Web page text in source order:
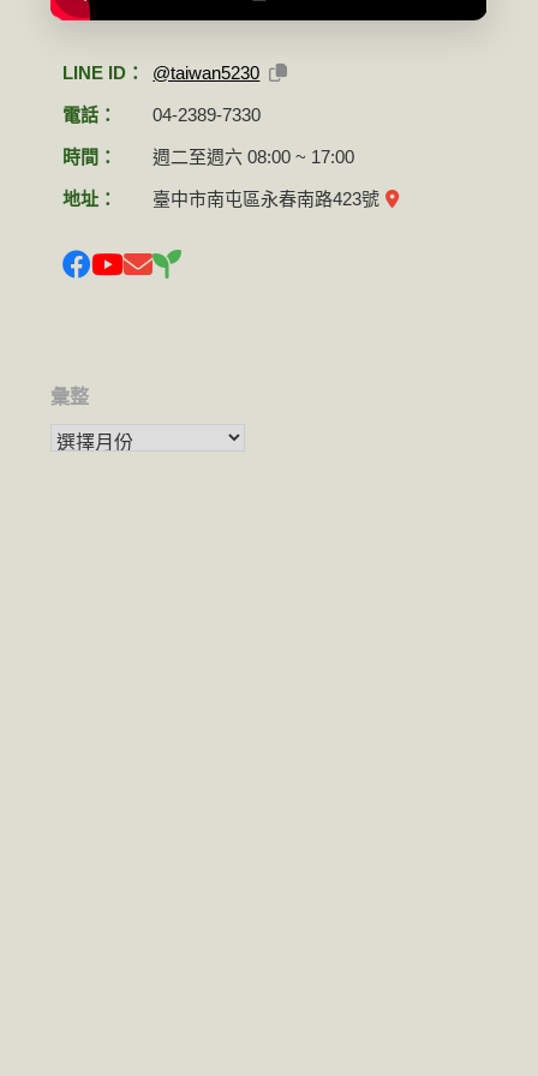
LINE ID： @taiwan5230
電話： 04-2389-7330
時間： 週二至週六 08:00 ~ 17:00
地址： 臺中市南屯區永春南路423號
彙整
彙整